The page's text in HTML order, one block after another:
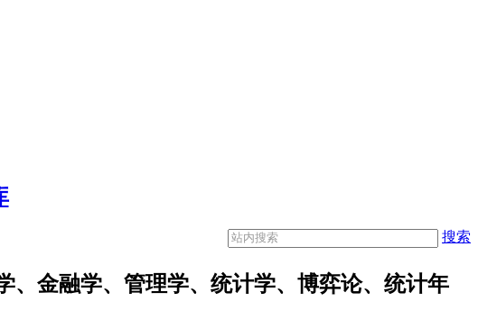
搜索
、金融学、管理学、统计学、博弈论、统计年